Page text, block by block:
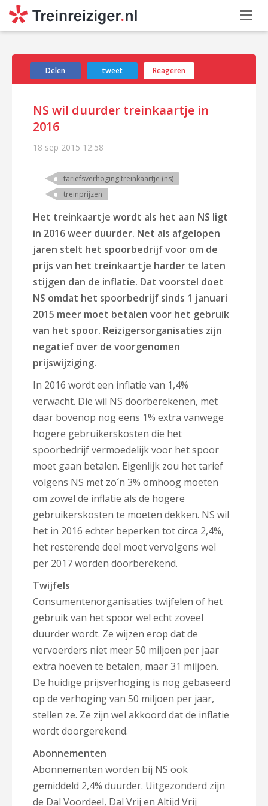
Delen tweet Reageren
NS wil duurder treinkaartje in
2016
18 sep 2015 12:58
tariefsverhoging treinkaartje (ns)
treinprijzen
Het treinkaartje wordt als het aan NS ligt
in 2016 weer duurder. Net als afgelopen
jaren stelt het spoorbedrijf voor om de
prijs van het treinkaartje harder te laten
stijgen dan de inflatie. Dat voorstel doet
NS omdat het spoorbedrijf sinds 1 januari
2015 meer moet betalen voor het gebruik
van het spoor. Reizigersorganisaties zijn
negatief over de voorgenomen
prijswijziging.
In 2016 wordt een inflatie van 1,4%
verwacht. Die wil NS doorberekenen, met
daar bovenop nog eens 1% extra vanwege
hogere gebruikerskosten die het
spoorbedrijf vermoedelijk voor het spoor
moet gaan betalen. Eigenlijk zou het tarief
volgens NS met zo´n 3% omhoog moeten
om zowel de inflatie als de hogere
gebruikerskosten te moeten dekken. NS wil
het in 2016 echter beperken tot circa 2,4%,
het resterende deel moet vervolgens wel
per 2017 worden doorberekend.
Twijfels
Consumentenorganisaties twijfelen of het
gebruik van het spoor wel echt zoveel
duurder wordt. Ze wijzen erop dat de
vervoerders niet meer 50 miljoen per jaar
extra hoeven te betalen, maar 31 miljoen.
De huidige prijsverhoging is nog gebaseerd
op de verhoging van 50 miljoen per jaar,
stellen ze. Ze zijn wel akkoord dat de inflatie
wordt doorgerekend.
Abonnementen
Abonnementen worden bij NS ook
gemiddeld 2,4% duurder. Uitgezonderd zijn
de Dal Voordeel, Dal Vrij en Altijd Vrij